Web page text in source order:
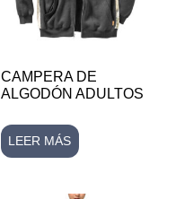
CAMPERA DE
ALGODÓN ADULTOS
LEER MÁS